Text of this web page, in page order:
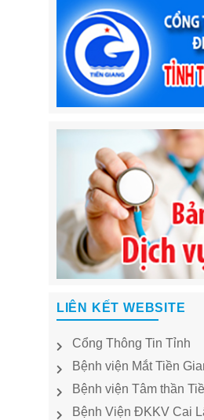
LIÊN KẾT WEBSITE
Cổng Thông Tin Tỉnh
Bệnh viện Mắt Tiền
Bệnh viện Tâm thần
Bệnh Viện ĐKKV Cai